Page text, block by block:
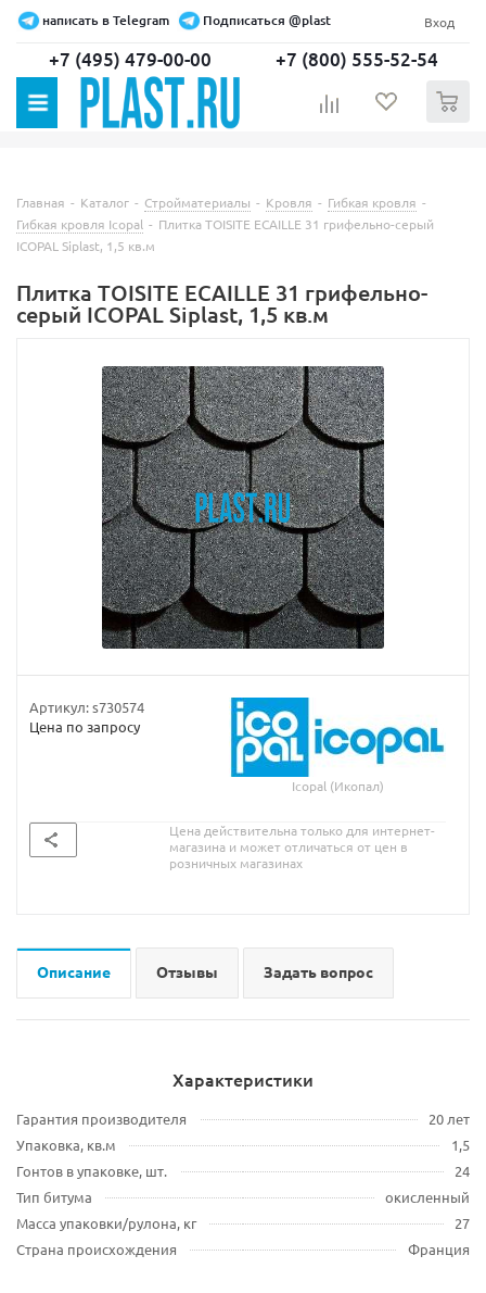
написать в Telegram Подписаться @plast Вход
+7 (495) 479-00-00 +7 (800) 555-52-54
Главная - Каталог - Стройматериалы - Кровля - Гибкая кровля -
Гибкая кровля Icopal - Плитка TOISITE ECAILLE 31 грифельно-серый
ICOPAL Siplast, 1,5 кв.м
Плитка TOISITE ECAILLE 31 грифельно-
серый ICOPAL Siplast, 1,5 кв.м
Артикул:s730574
Цена по запросу
Icopal (Икопал)
Цена действительна только для интернет-
магазина и может отличаться от цен в
розничных магазинах
Описание Отзывы Задать вопрос
Характеристики
Гарантия производителя
20 лет
Упаковка, кв.м
1,5
Гонтов в упаковке, шт.
24
Тип битума
окисленный
Масса упаковки/рулона, кг
27
Страна происхождения
Франция